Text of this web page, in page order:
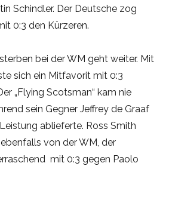
Schindler. Der Deutsche zog
0:3 den Kürzeren.
bei der WM geht weiter. Mit
sich ein Mitfavorit mit 0:3
„Flying Scotsman“ kam nie
sein Gegner Jeffrey de Graaf
ablieferte. Ross Smith
von der WM, der
mit 0:3 gegen Paolo